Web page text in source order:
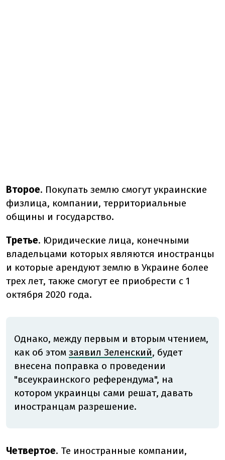
Второе. Покупать землю смогут украинские
физлица, компании, территориальные
общины и государство.
Третье. Юридические лица, конечными
владельцами которых являются иностранцы
и которые арендуют землю в Украине более
трех лет, также смогут ее приобрести с 1
октября 2020 года.
Однако, между первым и вторым чтением,
как об этом заявил Зеленский, будет
внесена поправка о проведении
"всеукраинского референдума", на
котором украинцы сами решат, давать
иностранцам разрешение.
Четвертое. Те иностранные компании,